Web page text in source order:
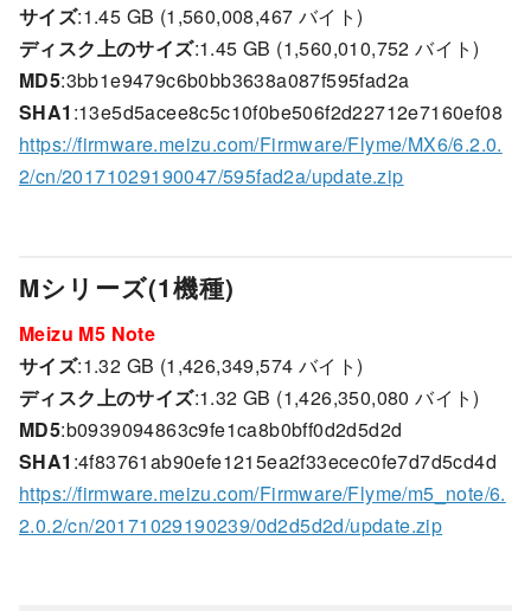
サイズ:1.45 GB (1,560,008,467 バイト)
ディスク上のサイズ:1.45 GB (1,560,010,752 バイト)
MD5:3bb1e9479c6b0bb3638a087f595fad2a
SHA1 :13e5d5acee8c5c10f0be506f2d22712e7160ef08
https://firmware.meizu.com/Firmware/Flyme/MX6/6.2.0.
2/cn/20171029190047/595fad2a/update.zip
Mシリーズ(1機種)
Meizu M5 Note
サイズ:1.32 GB (1,426,349,574 バイト)
ディスク上のサイズ:1.32 GB (1,426,350,080 バイト)
MD5:b0939094863c9fe1ca8b0bff0d2d5d2d
SHA1 :4f83761ab90efe1215ea2f33ecec0fe7d7d5cd4d
https://firmware.meizu.com/Firmware/Flyme/m5_note/6.
2.0.2/cn/20171029190239/0d2d5d2d/update.zip